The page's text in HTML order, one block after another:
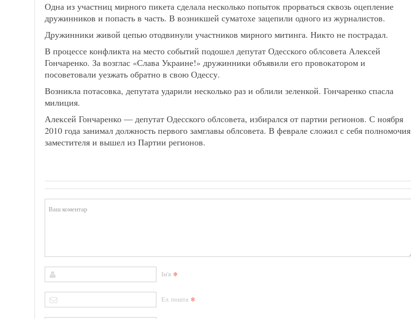
Одна из участниц мирного пикета сделала несколько попыток прорваться сквозь оцепление
дружинников и попасть в часть. В возникшей суматохе зацепили одного из журналистов.
Дружинники живой цепью отодвинули участников мирного митинга. Никто не пострадал.
В процессе конфликта на место событий подошел депутат Одесского облсовета Алексей
Гончаренко. За возглас «Слава Украине!» дружинники объявили его провокатором и
посоветовали уезжать обратно в свою Одессу.
Возникла потасовка, депутата ударили несколько раз и облили зеленкой. Гончаренко спасла
милиция.
Алексей Гончаренко — депутат Одесского облсовета, избирался от партии регионов. С ноября
2010 года занимал должность первого замглавы облсовета. В феврале сложил с себя полномочия
заместителя и вышел из Партии регионов.
Ім'я *
Ел. пошта *